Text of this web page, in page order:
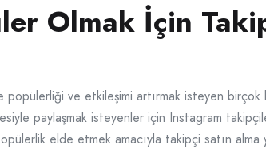
Olmak İçin
ve etkileşimi artırmak isteyen
paylaşmak isteyenler için Instagram
elde etmek amacıyla takipçi satın alma